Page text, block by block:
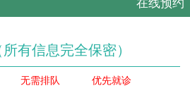
在线预约
所有信息完全保密）
无需排队 优先就诊